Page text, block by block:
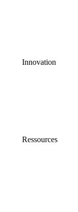
Innovation
Ressources